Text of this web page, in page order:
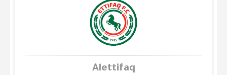
Alettifaq